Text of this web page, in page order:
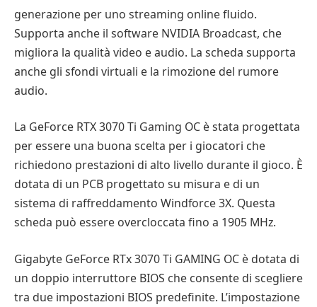
generazione per uno streaming online fluido.
Supporta anche il software NVIDIA Broadcast, che
migliora la qualità video e audio. La scheda supporta
anche gli sfondi virtuali e la rimozione del rumore
audio.
La GeForce RTX 3070 Ti Gaming OC è stata progettata
per essere una buona scelta per i giocatori che
richiedono prestazioni di alto livello durante il gioco. È
dotata di un PCB progettato su misura e di un
sistema di raffreddamento Windforce 3X. Questa
scheda può essere overcloccata fino a 1905 MHz.
Gigabyte GeForce RTx 3070 Ti GAMING OC è dotata di
un doppio interruttore BIOS che consente di scegliere
tra due impostazioni BIOS predefinite. L’impostazione